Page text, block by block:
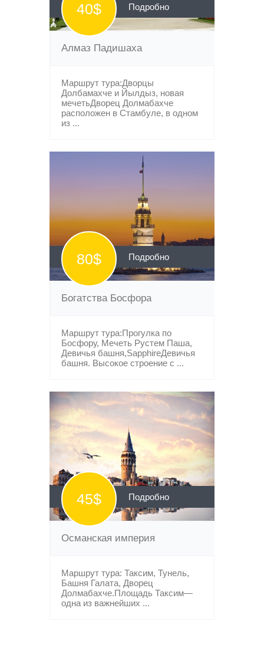
40$ Подробно
Алмаз Падишаха
Маршрут тура:Дворцы
Долбамахче и Йылдыз, новая
мечетьДворец Долмабахче
расположен в Стамбуле, в одном
из ...
80$ Подробно
Богатства Босфора
Маршрут тура:Прогулка по
Босфору, Мечеть Рустем Паша,
Девичья башня,SapphireДевичья
башня. Высокое строение с ...
45$ Подробно
Османская империя
Маршрут тура: Таксим, Тунель,
Башня Галата, Дворец
Долмабахче.Площадь Таксим—
одна из важнейших ...